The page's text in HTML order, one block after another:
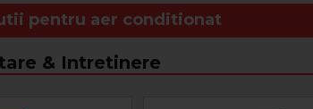
pentru aer conditionat
& Intretinere